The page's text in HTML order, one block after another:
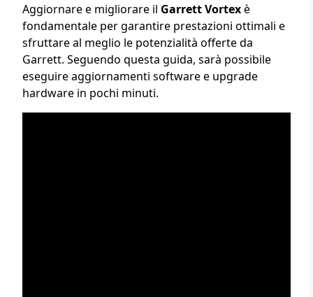
Aggiornare e migliorare il Garrett Vortexè
fondamentale per garantire prestazioni ottimali e
sfruttare al meglio le potenzialità offerte da
Garrett. Seguendo questa guida, sarà possibile
eseguire aggiornamenti software e upgrade
hardware in pochi minuti.